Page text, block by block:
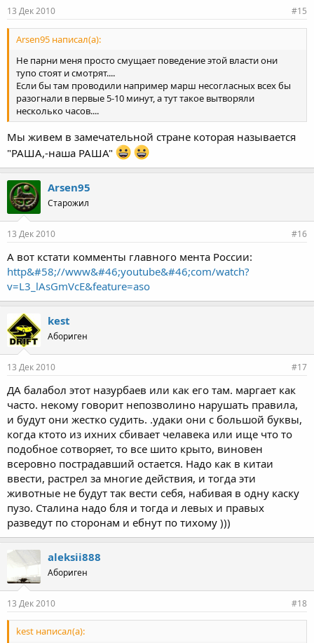
13 Дек 2010 #15
Arsen95 написал(а):
Не парни меня просто смущает поведение этой власти они
тупо стоят и смотрят....
Если бы там проводили например марш несогласных всех бы
разогнали в первые 5-10 минут, а тут такое вытворяли
несколько часов....
Мы живем в замечательной стране которая называется
"РАША,-наша РАША"
Arsen95
Старожил
13 Дек 2010 #16
А вот кстати комменты главного мента России:
http&#58;//www&#46;youtube&#46;com/watch?
v=L3_lAsGmVcE&feature=aso
kest
Абориген
13 Дек 2010 #17
ДА балабол этот назурбаев или как его там. маргает как
часто. некому говорит непозволино нарушать правила,
и будут они жестко судить. .удаки они с большой буквы,
когда ктото из ихних сбивает челавека или ище что то
подобное сотворяет, то все шито крыто, виновен
всеровно пострадавший остается. Надо как в китаи
ввести, растрел за многие действия, и тогда эти
животные не будут так вести себя, набивая в одну каску
пузо. Сталина надо бля и тогда и левых и правых
разведут по сторонам и ебнут по тихому )))
aleksii888
Абориген
13 Дек 2010 #18
kest написал(а):